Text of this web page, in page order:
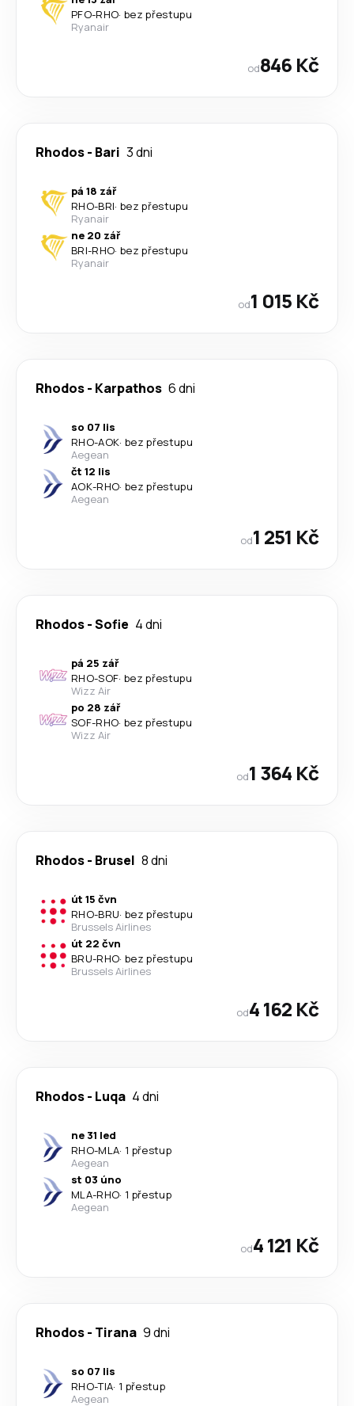
PFO-RHO· bez přestupu
Ryanair
od846 Kč
Rhodos- Bari 3 dni
pá 18 zář
RHO-BRI· bez přestupu
Ryanair
ne 20 zář
BRI-RHO· bez přestupu
Ryanair
od1 015 Kč
Rhodos- Karpathos 6 dni
so 07 lis
RHO-AOK· bez přestupu
Aegean
čt 12 lis
AOK-RHO· bez přestupu
Aegean
od1 251 Kč
Rhodos-Sofie 4 dni
pá 25 zář
RHO-SOF· bez přestupu
Wizz Air
po 28 zář
SOF-RHO· bez přestupu
Wizz Air
od1 364 Kč
Rhodos- Brusel 8 dni
út 15 čvn
RHO-BRU· bez přestupu
Brussels Airlines
út 22 čvn
BRU-RHO· bez přestupu
Brussels Airlines
od4 162 Kč
Rhodos- Luqa 4 dni
ne 31 led
RHO-MLA· 1 přestup
Aegean
st 03 úno
MLA-RHO· 1 přestup
Aegean
od4 121 Kč
Rhodos- Tirana 9 dni
so 07 lis
RHO-TIA· 1 přestup
Aegean